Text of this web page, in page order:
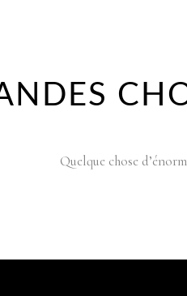
Quelque chose